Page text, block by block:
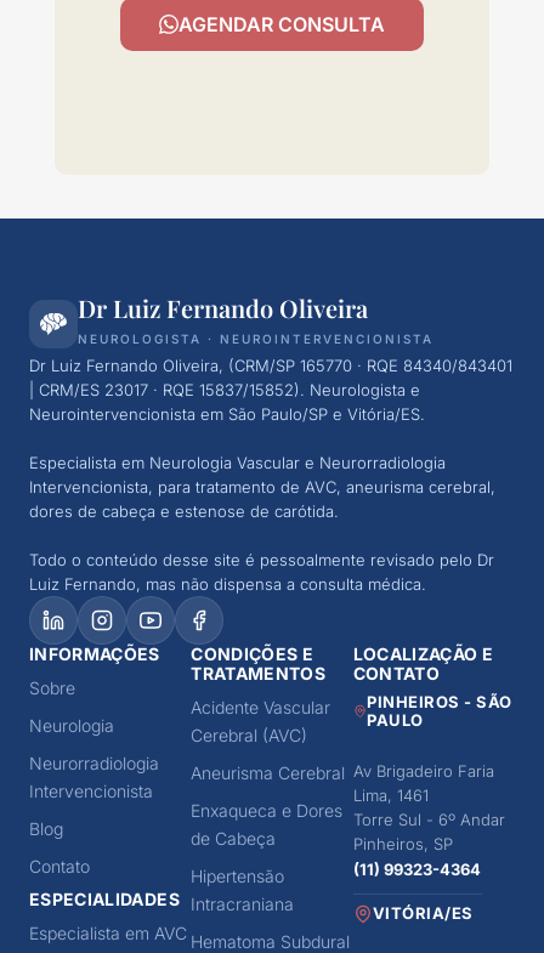
AGENDAR CONSULTA
Dr Luiz Fernando Oliveira
NEUROLOGISTA · NEUROINTERVENCIONISTA
Dr Luiz Fernando Oliveira, (CRM/SP 165770 · RQE 84340/843401
| CRM/ES 23017 · RQE 15837/15852). Neurologista e
Neurointervencionista em São Paulo/SP e Vitória/ES.
Especialista em Neurologia Vascular e Neurorradiologia
Intervencionista, para tratamento de AVC, aneurisma cerebral,
dores de cabeça e estenose de carótida.
Todo o conteúdo desse site é pessoalmente revisado pelo Dr
Luiz Fernando, mas não dispensa a consulta médica.
INFORMAÇÕES
Sobre
Neurologia
Neurorradiologia
Intervencionista
Blog
Contato
ESPECIALIDADES
Especialista em AVC
CONDIÇÕES E
TRATAMENTOS
Acidente Vascular
Cerebral (AVC)
Aneurisma Cerebral
Enxaqueca e Dores
de Cabeça
Hipertensão
Intracraniana
Hematoma Subdural
LOCALIZAÇÃO E
CONTATO
PINHEIROS - SÃO
PAULO
Av Brigadeiro Faria
Lima, 1461
Torre Sul - 6º Andar
Pinheiros, SP
(11) 99323-4364
VITÓRIA/ES